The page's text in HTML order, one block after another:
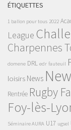
ÉTIQUETTES
1 ballon pour tous 2022
League
Charpennes
domene DRL edr fauteuil
loisirs News
Rentrée Rugby
Foy-lès-
Séminaire AURA U17 ugsel